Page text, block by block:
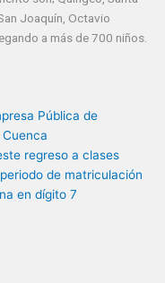
Joaquín, Octavio
a más de 700 niños.
Pública de
regreso a clases
de matriculación
en dígito 7